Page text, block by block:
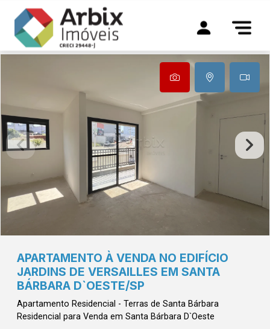
APARTAMENTO À VENDA NO EDIFÍCIO
JARDINS DE VERSAILLES EM SANTA
BÁRBARA D`OESTE/SP
Apartamento Residencial - Terras de Santa Bárbara
Residencial para Venda em Santa Bárbara D`Oeste